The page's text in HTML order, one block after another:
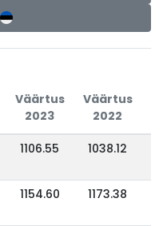
Väärtus
2023
Väärtus
2022
1106.55 1038.12
1154.60 1173.38